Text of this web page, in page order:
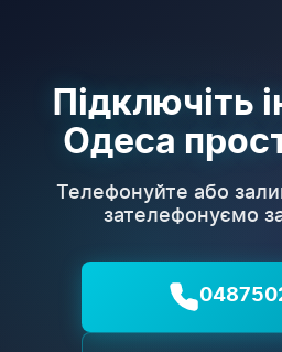
Підключіть
Одеса
Телефонуйте або
зателефонуємо